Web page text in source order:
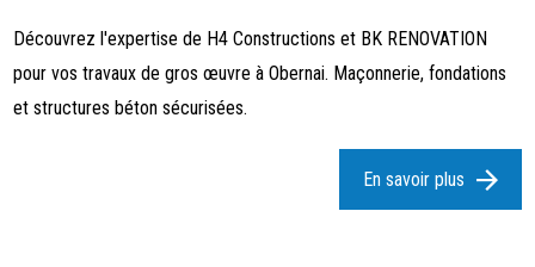
Découvrez l'expertise de H4 Constructions et BK RENOVATION
pour vos travaux de gros œuvre à Obernai. Maçonnerie, fondations
et structures béton sécurisées.
En savoir plus